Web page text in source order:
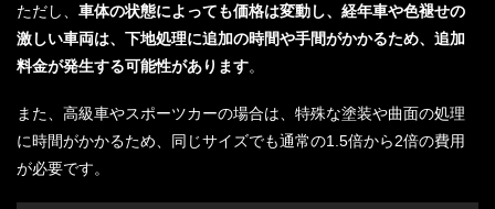
ただし、 車体の状態によっても価格は変動し、経年車や色褪せの
激しい車両は、下地処理に追加の時間や手間がかかるため、追加
料金が発生する可能性があります。
また、高級車やスポーツカーの場合は、特殊な塗装や曲面の処理
に時間がかかるため、同じサイズでも通常の1.5倍から2倍の費用
が必要です。